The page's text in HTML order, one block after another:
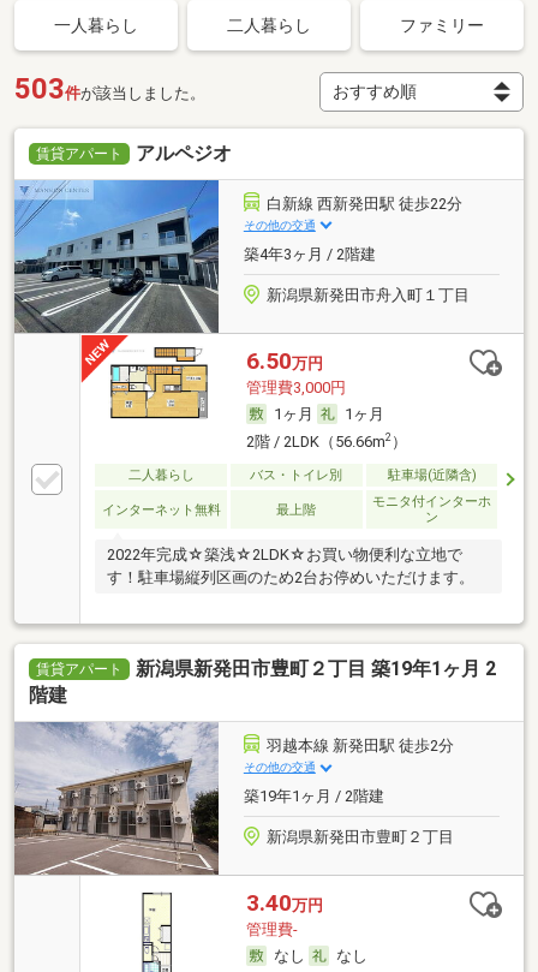
一人暮らし 二人暮らし ファミリー
503件が該当しました。
賃貸アパート アルペジオ
白新線 西新発田駅 徒歩22分
その他の交通
築4年3ヶ月 / 2階建
新潟県新発田市舟入町１丁目
6.50万円
管理費3,000円
1ヶ月
1ヶ月
2階 / 2LDK（56.66m2）
二人暮らし バス・トイレ別 駐車場(近隣含)
インターネット無料 最上階
モニタ付インターホ
ン
2022年完成☆築浅☆2LDK☆お買い物便利な立地で
す！駐車場縦列区画のため2台お停めいただけます。
賃貸アパート
新潟県新発田市豊町２丁目 築19年1ヶ月 2
階建
羽越本線 新発田駅 徒歩2分
その他の交通
築19年1ヶ月 / 2階建
新潟県新発田市豊町２丁目
3.40万円
管理費-
なし
なし